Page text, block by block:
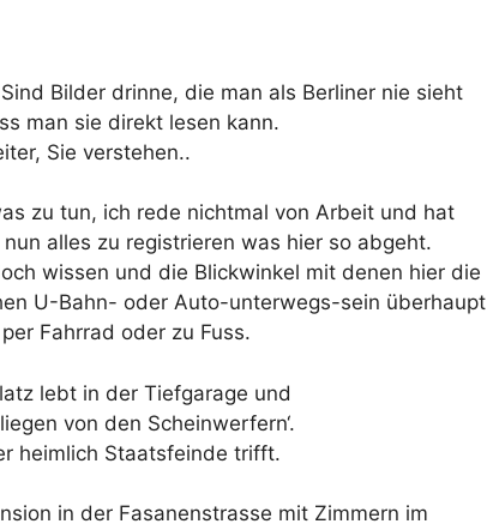
Bilder drinne, die man als Berliner nie sieht
man sie direkt lesen kann.
Sie verstehen..
zu tun, ich rede nichtmal von Arbeit und hat
alles zu registrieren was hier so abgeht.
wissen und die Blickwinkel mit denen hier die
U-Bahn- oder Auto-unterwegs-sein überhaupt
Fahrrad oder zu Fuss.
lebt in der Tiefgarage und
von den Scheinwerfern‘.
heimlich Staatsfeinde trifft.
in der Fasanenstrasse mit Zimmern im